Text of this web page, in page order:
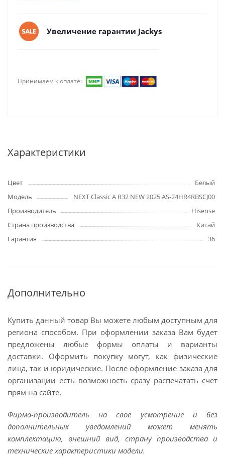
Увеличение гарантии Jackys
Принимаем к оплате:
Характеристики
Цвет
Белый
Модель
NEXT Classic A R32 NEW 2025 AS-24HR4RBSCJ00
Производитель
Hisense
Страна производства
Китай
Гарантия
36
Дополнительно
Купить данный товар Вы можете любым доступным для
региона способом. При оформлении заказа Вам будет
предложены любые формы оплаты и варианты
доставки. Оформить покупку могут, как физические
лица, так и юридические. После оформление заказа для
организации есть возможность сразу распечатать счет
прям на сайте.
Фирма-производитель на свое усмотрение и без
дополнительных уведомлений может менять
комплектацию, внешний вид, страну производства и
технические характеристики модели.